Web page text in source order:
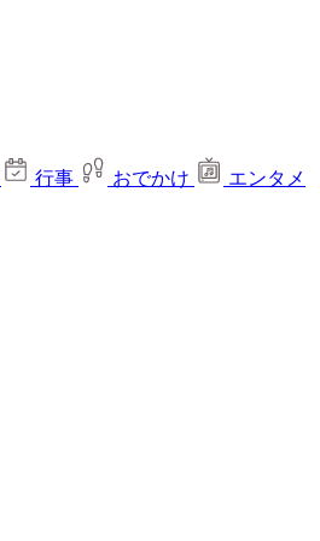
行事 おでかけ
エンタメ